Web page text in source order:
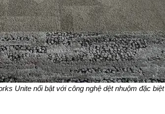
Unite nổi bật với công nghệ dệt nhuộm đặc biệt